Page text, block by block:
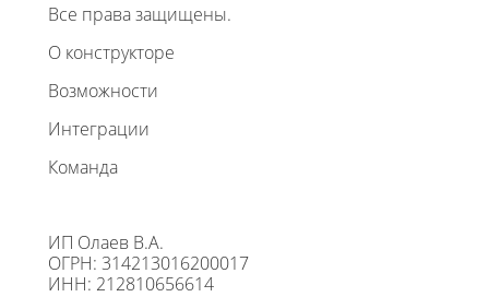
Все права защищены.
О конструкторе
Возможности
Интеграции
Команда
ИП Олаев В.А.
ОГРН: 314213016200017
ИНН: 212810656614